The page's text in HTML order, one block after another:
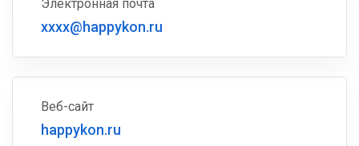
Электронная почта
xxxx@happykon.ru
Веб-сайт
happykon.ru